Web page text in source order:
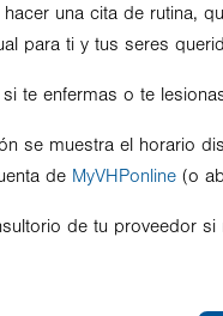
una cita de rutina,
para ti y tus seres
te enfermas o te
se muestra el horario
de MyVHPonline (o
de tu proveedor